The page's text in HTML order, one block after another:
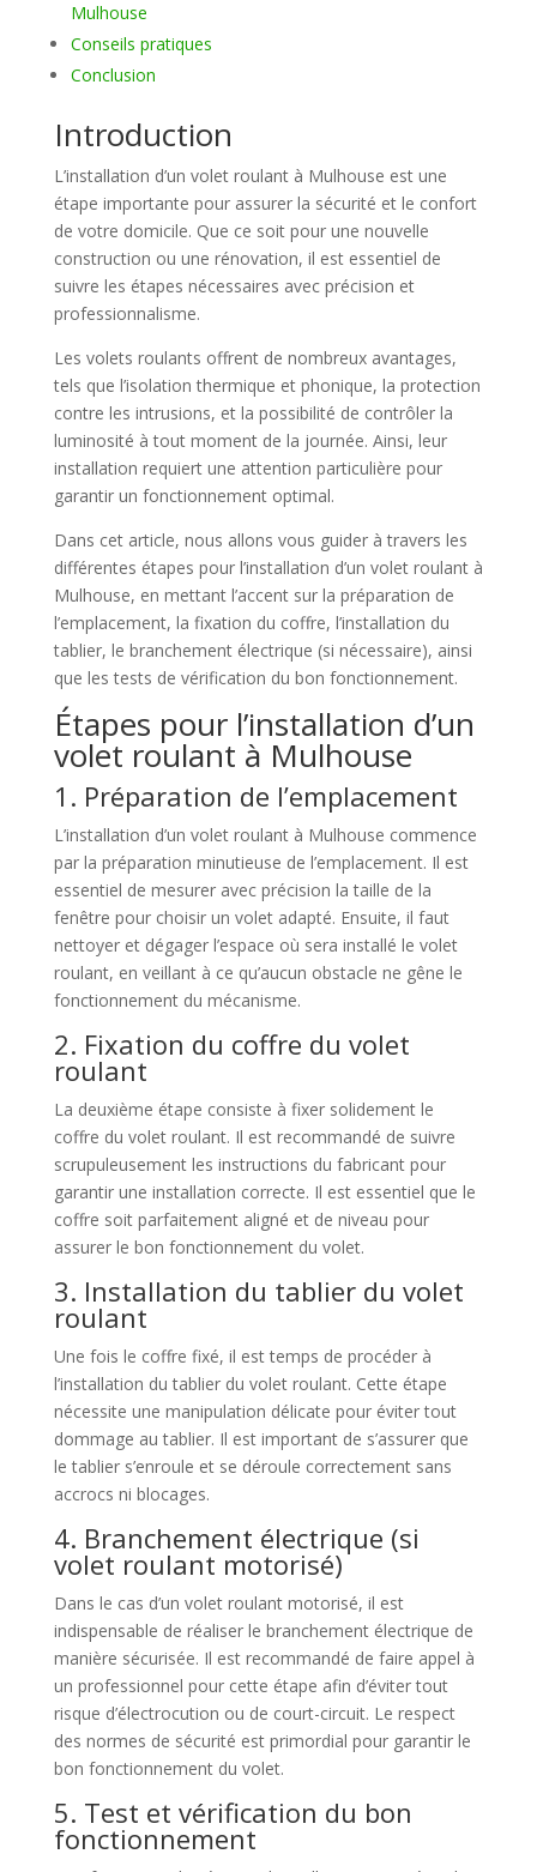
Mulhouse
Conseils pratiques
Conclusion
Introduction
L’installation d’un volet roulant à Mulhouse est une
étape importante pour assurer la sécurité et le confort
de votre domicile. Que ce soit pour une nouvelle
construction ou une rénovation, il est essentiel de
suivre les étapes nécessaires avec précision et
professionnalisme.
Les volets roulants offrent de nombreux avantages,
tels que l’isolation thermique et phonique, la protection
contre les intrusions, et la possibilité de contrôler la
luminosité à tout moment de la journée. Ainsi, leur
installation requiert une attention particulière pour
garantir un fonctionnement optimal.
Dans cet article, nous allons vous guider à travers les
différentes étapes pour l’installation d’un volet roulant à
Mulhouse, en mettant l’accent sur la préparation de
l’emplacement, la fixation du coffre, l’installation du
tablier, le branchement électrique (si nécessaire), ainsi
que les tests de vérification du bon fonctionnement.
Étapes pour l’installation d’un
volet roulant à Mulhouse
1. Préparation de l’emplacement
L’installation d’un volet roulant à Mulhouse commence
par la préparation minutieuse de l’emplacement. Il est
essentiel de mesurer avec précision la taille de la
fenêtre pour choisir un volet adapté. Ensuite, il faut
nettoyer et dégager l’espace où sera installé le volet
roulant, en veillant à ce qu’aucun obstacle ne gêne le
fonctionnement du mécanisme.
2. Fixation du coffre du volet
roulant
La deuxième étape consiste à fixer solidement le
coffre du volet roulant. Il est recommandé de suivre
scrupuleusement les instructions du fabricant pour
garantir une installation correcte. Il est essentiel que le
coffre soit parfaitement aligné et de niveau pour
assurer le bon fonctionnement du volet.
3. Installation du tablier du volet
roulant
Une fois le coffre fixé, il est temps de procéder à
l’installation du tablier du volet roulant. Cette étape
nécessite une manipulation délicate pour éviter tout
dommage au tablier. Il est important de s’assurer que
le tablier s’enroule et se déroule correctement sans
accrocs ni blocages.
4. Branchement électrique (si
volet roulant motorisé)
Dans le cas d’un volet roulant motorisé, il est
indispensable de réaliser le branchement électrique de
manière sécurisée. Il est recommandé de faire appel à
un professionnel pour cette étape afin d’éviter tout
risque d’électrocution ou de court-circuit. Le respect
des normes de sécurité est primordial pour garantir le
bon fonctionnement du volet.
5. Test et vérification du bon
fonctionnement